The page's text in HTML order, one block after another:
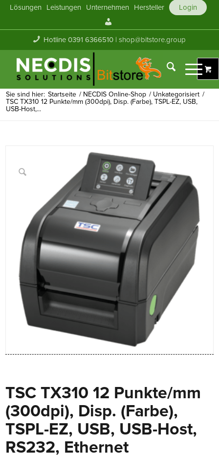
Lösungen Leistungen Unternehmen Hersteller
Login
Konto
Hotline 0391 6366510 |shop@bitstore.group
Sie sind hier: Startseite / NECDIS Online-Shop / Unkategorisiert /
TSC TX310 12 Punkte/mm (300dpi), Disp. (Farbe), TSPL-EZ, USB,
USB-Host,...
TSC TX310 12 Punkte/mm
(300dpi), Disp. (Farbe),
TSPL-EZ, USB, USB-Host,
RS232, Ethernet